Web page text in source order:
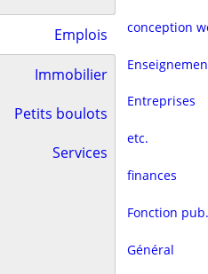
Emplois
Immobilier
Petits boulots
Services
conception
Entreprises
etc.
finances
Fonction pub.
Général